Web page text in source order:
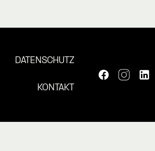
DATENSCHUTZ
KONTAKT